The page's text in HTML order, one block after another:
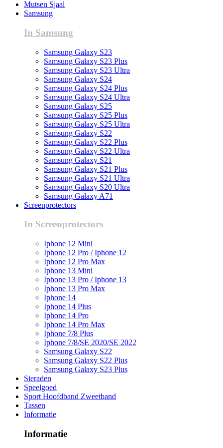
Mutsen Sjaal
Samsung
In Samsung
Samsung Galaxy S23
Samsung Galaxy S23 Plus
Samsung Galaxy S23 Ultra
Samsung Galaxy S24
Samsung Galaxy S24 Plus
Samsung Galaxy S24 Ultra
Samsung Galaxy S25
Samsung Galaxy S25 Plus
Samsung Galaxy S25 Ultra
Samsung Galaxy S22
Samsung Galaxy S22 Plus
Samsung Galaxy S22 Ultra
Samsung Galaxy S21
Samsung Galaxy S21 Plus
Samsung Galaxy S21 Ultra
Samsung Galaxy S20 Ultra
Samsung Galaxy A71
Screenprotectors
In Screenprotectors
Iphone 12 Mini
Iphone 12 Pro / Iphone 12
Iphone 12 Pro Max
Iphone 13 Mini
Iphone 13 Pro / Iphone 13
Iphone 13 Pro Max
Iphone 14
Iphone 14 Plus
Iphone 14 Pro
Iphone 14 Pro Max
Iphone 7/8 Plus
Iphone 7/8/SE 2020/SE 2022
Samsung Galaxy S22
Samsung Galaxy S22 Plus
Samsung Galaxy S23 Plus
Sieraden
Speelgoed
Sport Hoofdband Zweetband
Tassen
Informatie
Informatie